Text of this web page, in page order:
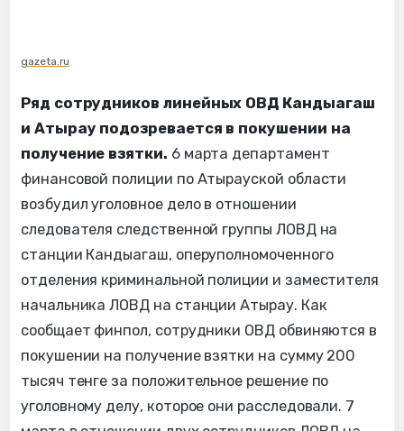
gazeta.ru
Ряд сотрудников линейных ОВД Кандыагаш
и Атырау подозревается в покушении на
получение взятки. 6 марта департамент
финансовой полиции по Атырауской области
возбудил уголовное дело в отношении
следователя следственной группы ЛОВД на
станции Кандыагаш, оперуполномоченного
отделения криминальной полиции и заместителя
начальника ЛОВД на станции Атырау. Как
сообщает финпол, сотрудники ОВД обвиняются в
покушении на получение взятки на сумму 200
тысяч тенге за положительное решение по
уголовному делу, которое они расследовали. 7